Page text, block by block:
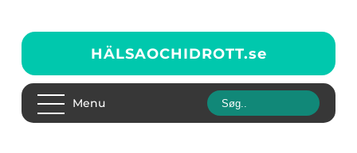
HÄLSAOCHIDROTT.se
Menu